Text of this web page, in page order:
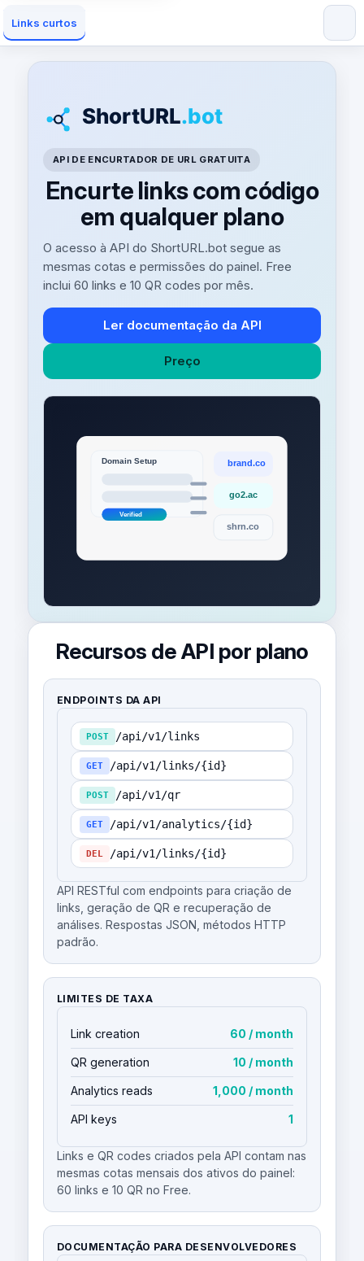
Links curtos
API DE ENCURTADOR DE URL GRATUITA
Encurte links com código
em qualquer plano
O acesso à API do ShortURL.bot segue as
mesmas cotas e permissões do painel. Free
inclui 60 links e 10 QR codes por mês.
Ler documentação da API
Preço
Recursos de API por plano
ENDPOINTS DA API
POST /api/v1/links
GET /api/v1/links/{id}
POST /api/v1/qr
GET /api/v1/analytics/{id}
DEL /api/v1/links/{id}
API RESTful com endpoints para criação de
links, geração de QR e recuperação de
análises. Respostas JSON, métodos HTTP
padrão.
LIMITES DE TAXA
Link creation 60 / month
QR generation 10 / month
Analytics reads 1,000 / month
API keys 1
Links e QR codes criados pela API contam nas
mesmas cotas mensais dos ativos do painel:
60 links e 10 QR no Free.
DOCUMENTAÇÃO PARA DESENVOLVEDORES